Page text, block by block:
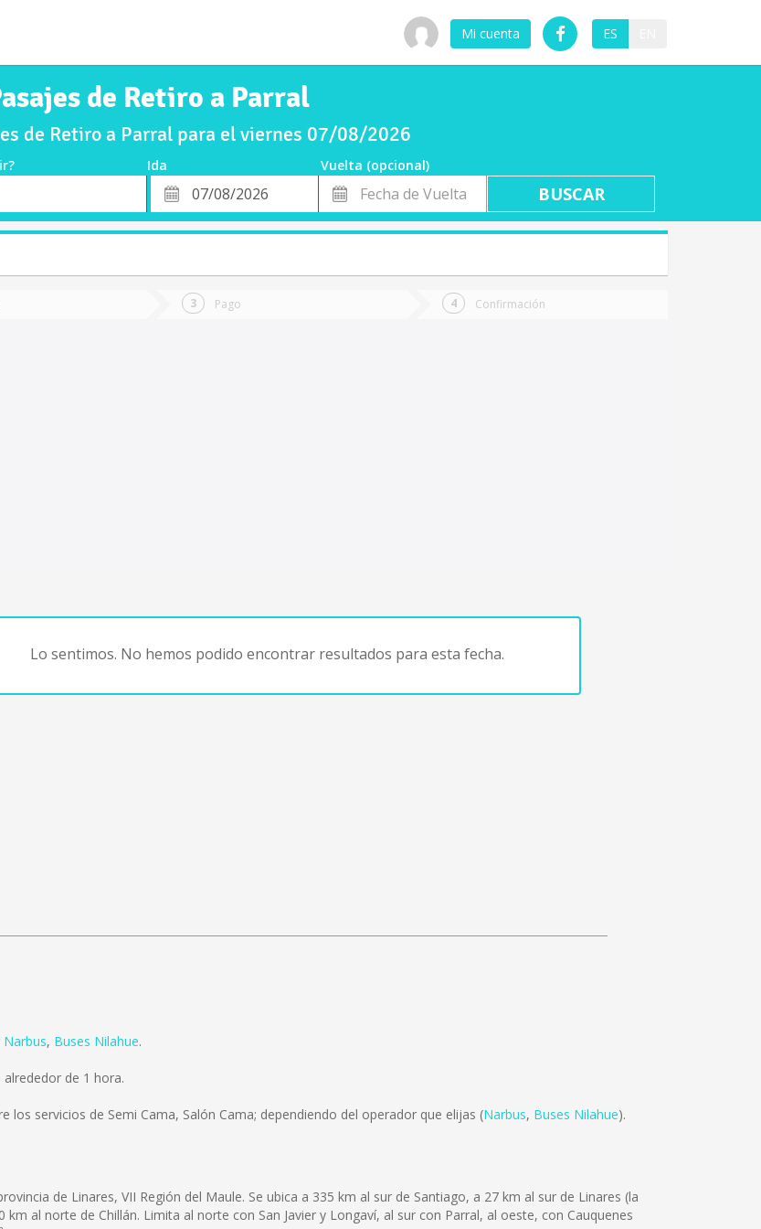
Mi cuenta ES
de Retiro a Parral
de Retiro a Parral para el viernes 07/08/2026
Ida
Vuelta (opcional)
Fecha
de
Fecha
de
Vuelta
Pago Confirmación
Lo sentimos. No hemos podido encontrar resultados para esta fecha.
Narbus, Buses Nilahue.
de 1 hora.
los servicios de Semi Cama, Salón Cama; dependiendo del operador que elijas (Narbus, Buses Nilahue).
de Linares, VII Región del Maule. Se ubica a 335 km al sur de Santiago, a 27 km al sur de Linares (la
al norte de Chillán. Limita al norte con San Javier y Longaví, al sur con Parral, al oeste, con Cauquenes